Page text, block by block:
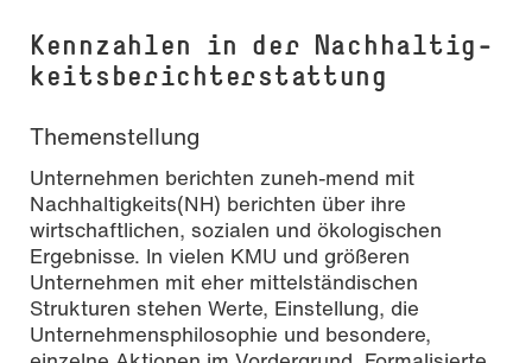
Kennzahlen in der Nach­hal­tig­
keitsberichterstattung
Themenstellung
Unternehmen berichten zuneh-mend mit
Nachhaltigkeits(NH) berichten über ihre
wirtschaftlichen, sozialen und ökologischen
Ergebnisse. In vielen KMU und größeren
Unternehmen mit eher mittelständischen
Strukturen stehen Werte, Einstellung, die
Unternehmensphilosophie und besondere,